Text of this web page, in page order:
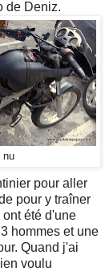
de Deniz.
nu
pour aller
pour y traîner
été d'une
hommes et une
Quand j'ai
voulu